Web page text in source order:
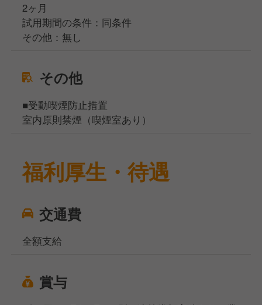
2ヶ月
試用期間の条件：同条件
その他：無し
その他
■受動喫煙防止措置
室内原則禁煙（喫煙室あり）
福利厚生・待遇
交通費
全額支給
賞与